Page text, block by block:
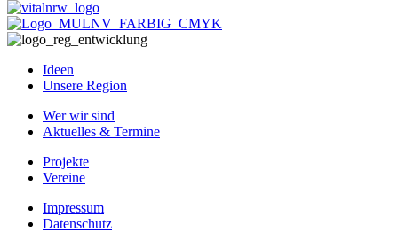
Ideen
Unsere Region
Wer wir sind
Aktuelles & Termine
Projekte
Vereine
Impressum
Datenschutz